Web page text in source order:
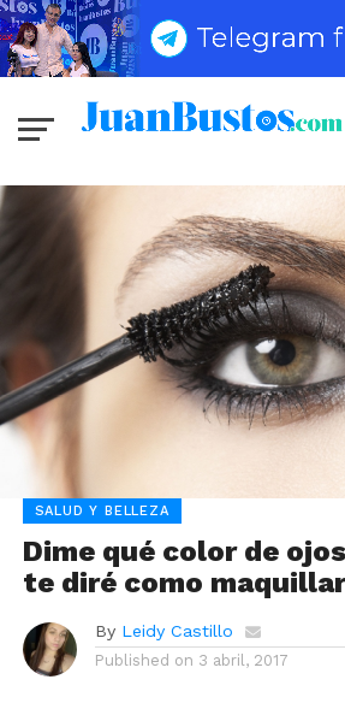
SALUD Y BELLEZA
Dime qué color de
te diré como
By Leidy Castillo
Published on 3 abril, 2017